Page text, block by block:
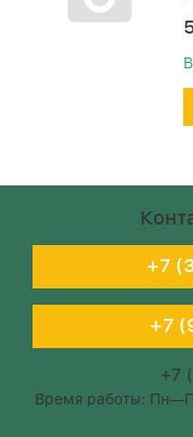
+7
+7
+7
Время работы: